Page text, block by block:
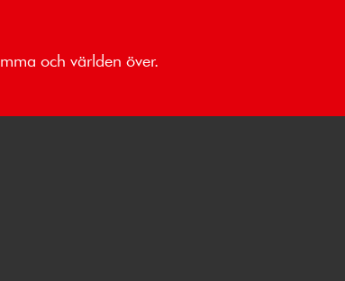
och världen över.